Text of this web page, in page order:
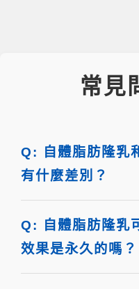
常見
Q: 自體脂肪隆乳
有什麼差別？
Q: 自體脂肪隆乳
效果是永久的嗎？